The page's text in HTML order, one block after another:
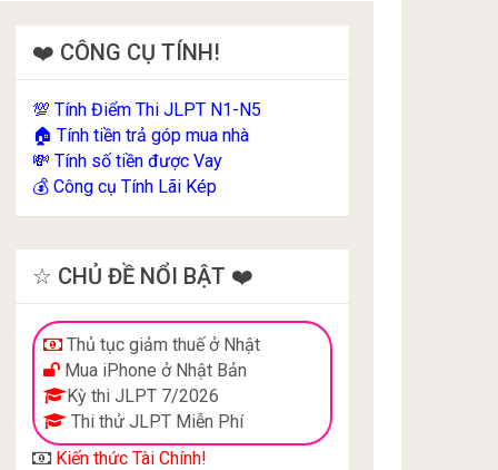
❤️ CÔNG CỤ TÍNH!
💯Tính Điểm Thi JLPT N1-N5
🏠Tính tiền trả góp mua nhà
💸Tính số tiền được Vay
💰Công cụ Tính Lãi Kép
☆ CHỦ ĐỀ NỔI BẬT ❤️
Thủ tục giảm thuế ở Nhật
Mua iPhone ở Nhật Bản
Kỳ thi JLPT 7/2026
Thi thử JLPT Miễn Phí
Kiến thức Tài Chính!